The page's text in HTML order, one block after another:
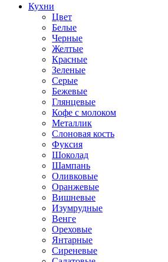
Кухни
Цвет
Белые
Черные
Желтые
Красные
Зеленые
Серые
Бежевые
Глянцевые
Кофе с молоком
Металлик
Слоновая кость
Фуксия
Шоколад
Шампань
Оливковые
Оранжевые
Вишневые
Изумрудные
Венге
Ореховые
Янтарные
Сиреневые